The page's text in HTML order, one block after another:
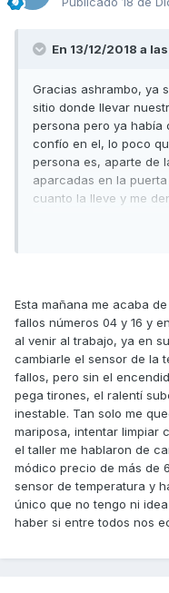
En 13/12/2018 a
Gracias ashrambo, ya
sitio donde llevar
persona pero ya había
confío en el, lo poco
persona es, aparte de
aparcadas en la
cuanto la lleve y me
Esta mañana me acaba
fallos números 04 y 16 y
al venir al trabajo, ya en
cambiarle el sensor de la
fallos, pero sin el
pega tirones, el ralentí
inestable. Tan solo me
mariposa, intentar limpiar
el taller me hablaron de
módico precio de más de
sensor de temperatura y
único que no tengo ni
haber si entre todos nos